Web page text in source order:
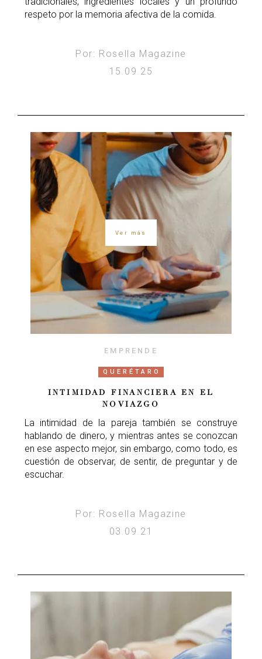
respeto por la memoria afectiva de la comida.
Por: Rosella Magazine
15.09.25
Ver más
EMPRENDE
QUERÉTARO
INTIMIDAD FINANCIERA EN EL
NOVIAZGO
La intimidad de la pareja también se construye
hablando de dinero, y mientras antes se conozcan
en ese aspecto mejor, sin embargo, como todo, es
cuestión de observar, de sentir, de preguntar y de
escuchar.
Por: Rosella Magazine
03.09.21